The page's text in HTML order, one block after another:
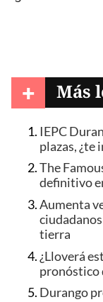
+ Más
IEPC
plazas, ¿te
The
definitivo
Aumenta
tierra
¿Lloverá
pronóstico
Durango